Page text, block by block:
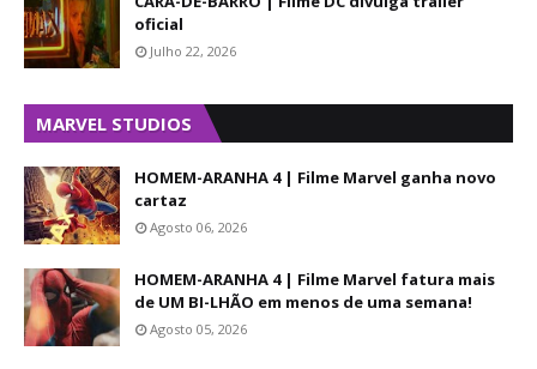
oficial
Julho 22, 2026
MARVEL STUDIOS
HOMEM-ARANHA 4 | Filme Marvel ganha novo
cartaz
Agosto 06, 2026
HOMEM-ARANHA 4 | Filme Marvel fatura mais
de UM BI-LHÃO em menos de uma semana!
Agosto 05, 2026